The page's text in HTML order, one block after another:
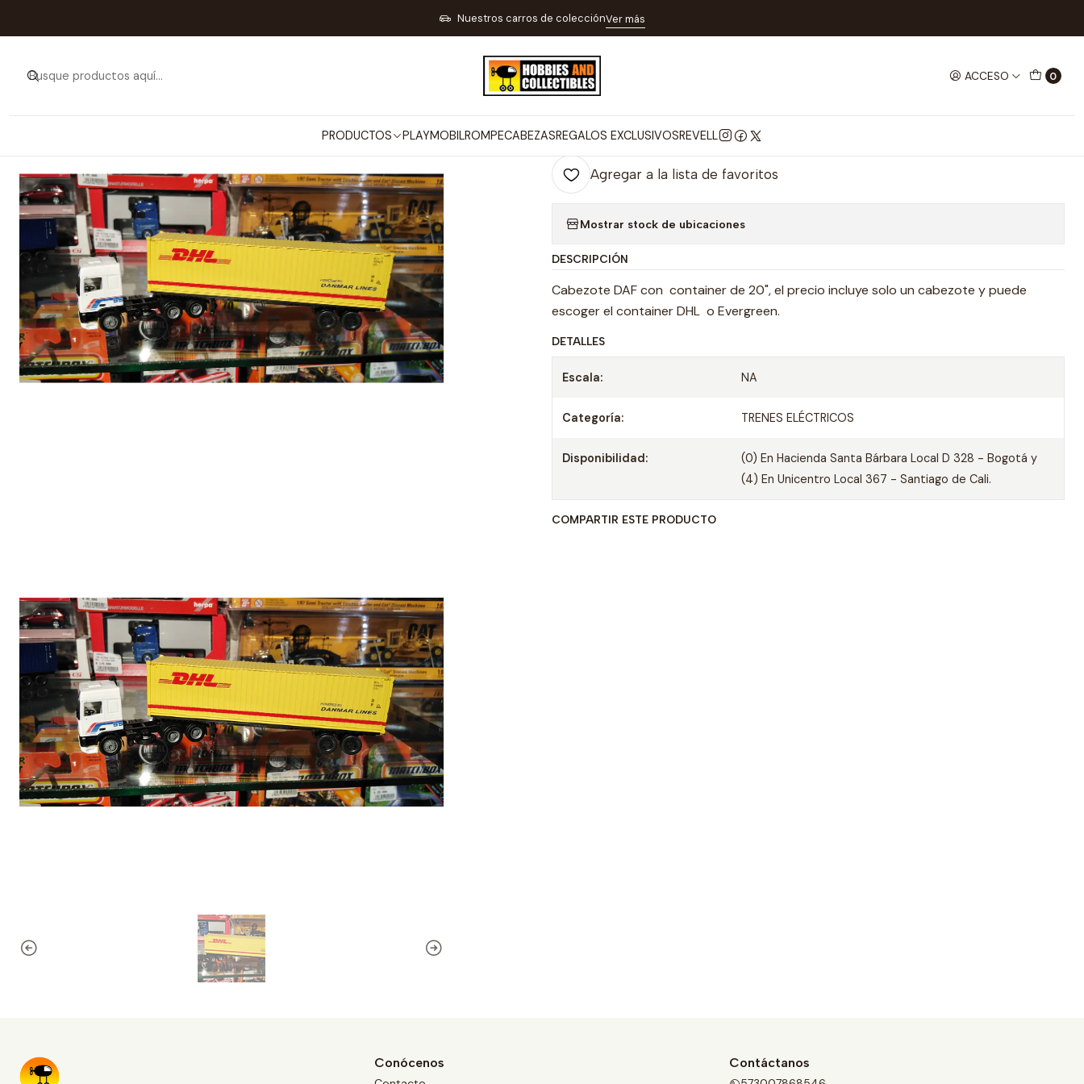
ACCESO 0
PRODUCTOS PLAYMOBILROMPECABEZASREGALOS EXCLUSIVOSREVELL
Nuestros carros de colecciónVer más
VEHÍCULOS Y NAVES A RADIO CONTROL PISTAS Y TRENES ELÉCTRICOS TRENES ELÉCTRICOS
|
Tractomula Ho con contenedor de 20"
Cantidad
Comprar ahora
Agregar a la lista de favoritos
Mostrar stock de ubicaciones
DESCRIPCIÓN
Cabezote DAF con container de 20", el precio incluye solo un cabezote y puede
escoger el container DHL o Evergreen.
DETALLES
Escala: NA
Categoría: TRENES ELÉCTRICOS
Disponibilidad:
(0) En Hacienda Santa Bárbara Local D 328 - Bogotá y
(4) En Unicentro Local 367 - Santiago de Cali.
COMPARTIR ESTE PRODUCTO
Conócenos Contáctanos